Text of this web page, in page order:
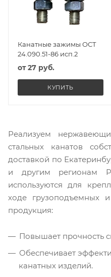
Канатные зажимы ОСТ
24.090.51-86 исп.2
от27 руб.
КУПИТЬ
Реализуем
стальных канатов
доставкой по
и другим регионам
используются для
ходе грузоподъемных
продукция:
Повышает прочность
Обеспечивает
канатных изделий.